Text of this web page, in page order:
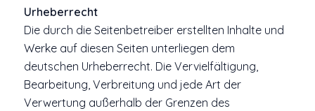
Urheberrecht
Die durch die Seitenbetreiber erstellten Inhalte und
Werke auf diesen Seiten unterliegen dem
deutschen Urheberrecht. Die Vervielfältigung,
Bearbeitung, Verbreitung und jede Art der
Verwertung außerhalb der Grenzen des